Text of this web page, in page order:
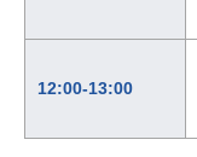
12:00-13:00